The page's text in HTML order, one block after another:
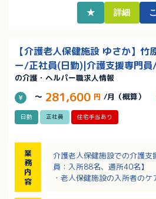
★ 詳細
【介護老人保健施設 ゆさか】
ー/正社員(日勤)|介護支援専門員
の介護・ヘルパー職求人情報
～ 281,600 円 /月（概算）
日勤 正社員 住宅手当あり
業
務
内
容
介護老人保健施設での介護支
員：入所88名、通所40名】
・老人保健施設の入所者の